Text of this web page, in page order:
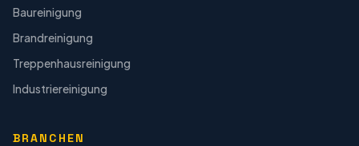
Baureinigung
Brandreinigung
Treppenhausreinigung
Industriereinigung
BRANCHEN